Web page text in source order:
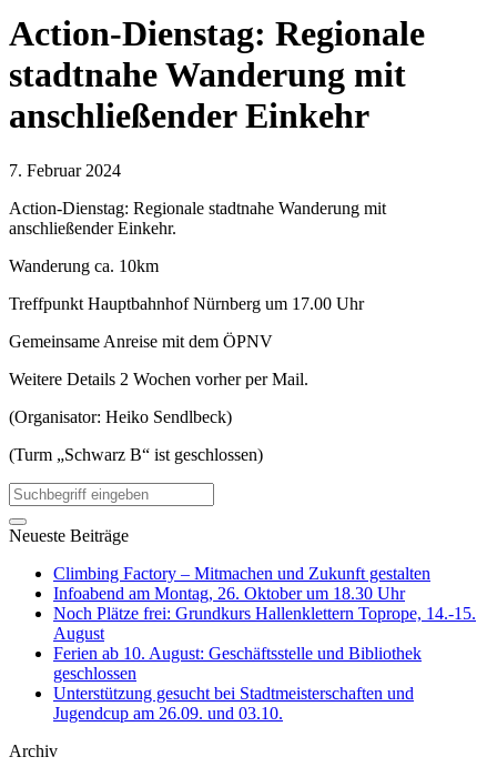
Action-Dienstag: Regionale
stadtnahe Wanderung mit
anschließender Einkehr
7. Februar 2024
Action-Dienstag: Regionale stadtnahe Wanderung mit
anschließender Einkehr.
Wanderung ca. 10km
Treffpunkt Hauptbahnhof Nürnberg um 17.00 Uhr
Gemeinsame Anreise mit dem ÖPNV
Weitere Details 2 Wochen vorher per Mail.
(Organisator: Heiko Sendlbeck)
(Turm „Schwarz B“ ist geschlossen)
Neueste Beiträge
Climbing Factory – Mitmachen und Zukunft gestalten
Infoabend am Montag, 26. Oktober um 18.30 Uhr
Noch Plätze frei: Grundkurs Hallenklettern Toprope, 14.-15.
August
Ferien ab 10. August: Geschäftsstelle und Bibliothek
geschlossen
Unterstützung gesucht bei Stadtmeisterschaften und
Jugendcup am 26.09. und 03.10.
Archiv